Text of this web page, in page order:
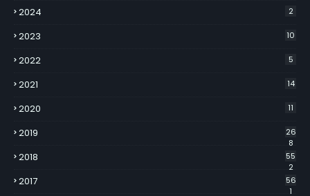
2024 2
2023 10
2022 5
2021 14
2020 11
2019
26
8
2018
55
2
2017
56
1